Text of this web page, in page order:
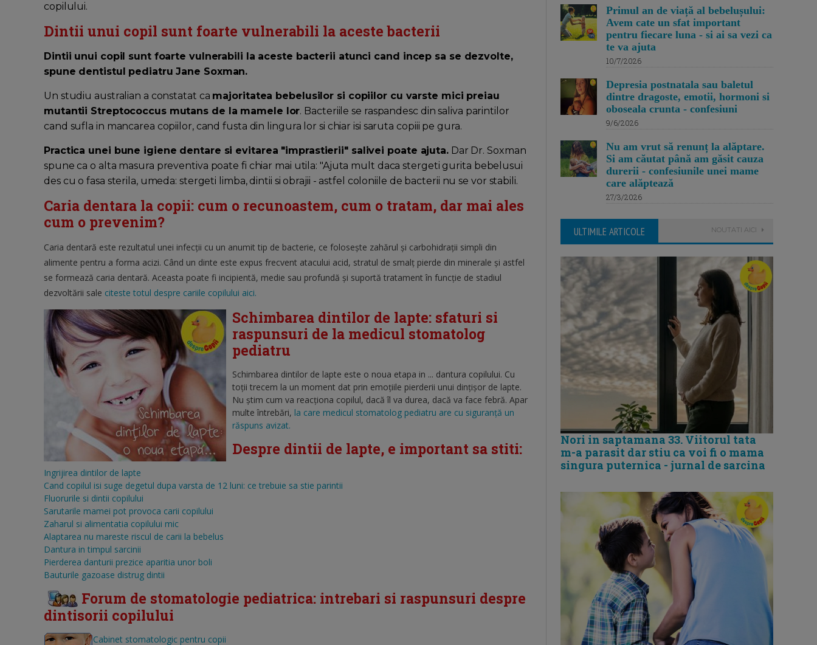
copilului.
Dintii unui copil sunt foarte vulnerabili la aceste bacterii
Dintii unui copil sunt foarte vulnerabili la aceste bacterii atunci cand incep sa se dezvolte,
spune dentistul pediatru Jane Soxman.
Un studiu australian a constatat ca majoritatea bebelusilor si copiilor cu varste mici preiau
mutantii Streptococcus mutans de la mamele lor. Bacteriile se raspandesc din saliva parintilor
cand sufla in mancarea copiilor, cand fusta din lingura lor si chiar isi saruta copiii pe gura.
Practica unei bune igiene dentare si evitarea "imprastierii" salivei poate ajuta.Dar Dr. Soxman
spune ca o alta masura preventiva poate fi chiar mai utila: "Ajuta mult daca stergeti gurita bebelusui
des cu o fasa sterila, umeda: stergeti limba, dintii si obrajii - astfel coloniile de bacterii nu se vor stabili.
Caria dentara la copii: cum o recunoastem, cum o tratam, dar mai ales
cum o prevenim?
Caria dentară este rezultatul unei infecţii cu un anumit tip de bacterie, ce foloseşte zahărul şi carbohidraţii simpli din
alimente pentru a forma acizi. Când un dinte este expus frecvent atacului acid, stratul de smalţ pierde din minerale şi astfel
se formează caria dentară. Aceasta poate fi incipientă, medie sau profundă şi suportă tratament în funcţie de stadiul
dezvoltării sale citeste totul despre cariile copilului aici.
Schimbarea dintilor de lapte: sfaturi si
raspunsuri de la medicul stomatolog
pediatru
Schimbarea dintilor de lapte este o noua etapa in ... dantura copilului. Cu
toţii trecem la un moment dat prin emoţiile pierderii unui dinţişor de lapte.
Nu ştim cum va reacţiona copilul, dacă îl va durea, dacă va face febră. Apar
multe întrebări, la care medicul stomatolog pediatru are cu siguranţă un
răspuns avizat.
Despre dintii de lapte, e important sa stiti:
Ingrijirea dintilor de lapte
Cand copilul isi suge degetul dupa varsta de 12 luni: ce trebuie sa stie parintii
Fluorurile si dintii copilului
Sarutarile mamei pot provoca carii copilului
Zaharul si alimentatia copilului mic
Alaptarea nu mareste riscul de carii la bebelus
Dantura in timpul sarcinii
Pierderea danturii prezice aparitia unor boli
Bauturile gazoase distrug dintii
Forum de stomatologie pediatrica: intrebari si raspunsuri despre
dintisorii copilului
Cabinet stomatologic pentru copii
Primul an de viață al bebelușului:
Avem cate un sfat important
pentru fiecare luna - si ai sa vezi ca
te va ajuta
10/7/2026
Depresia postnatala sau baletul
dintre dragoste, emotii, hormoni si
oboseala crunta - confesiuni
9/6/2026
Nu am vrut să renunț la alăptare.
Si am căutat până am găsit cauza
durerii - confesiunile unei mame
care alăptează
27/3/2026
ULTIMILE ARTICOLE NOUTATI AICI
Nori in saptamana 33. Viitorul tata
m-a parasit dar stiu ca voi fi o mama
singura puternica - jurnal de sarcina